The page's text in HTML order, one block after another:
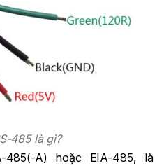
485 là gì?
A) hoặc EIA-485, là